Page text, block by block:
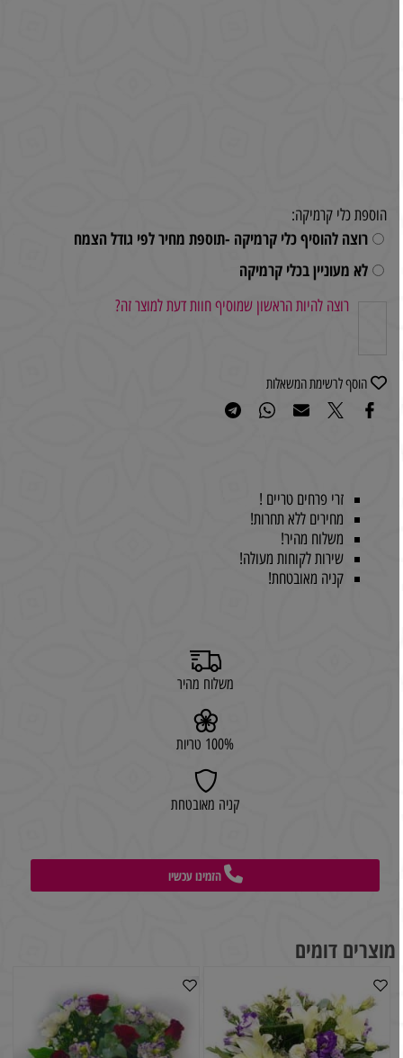
הוספת כלי קרמיקה:
רוצה להוסיף כלי קרמיקה -תוספת מחיר לפי גודל הצמח
לא מעוניין בכלי קרמיקה
רוצה להיות הראשון שמוסיף חוות דעת למוצר זה?
הוסף לרשימת המשאלות
זרי פרחים טריים !
מחירים ללא תחרות!
משלוח מהיר!
שירות לקוחות מעולה!
קניה מאובטחת!
משלוח מהיר
100% טריות
קניה מאובטחת
הזמינו עכשיו
מוצרים דומים